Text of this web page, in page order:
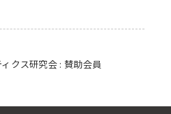
クス研究会 : 賛助会員